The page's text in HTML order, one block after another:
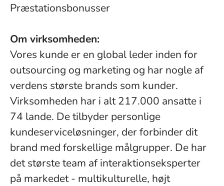
Præstationsbonusser
Om virksomheden:
Vores kunde er en global leder inden for
outsourcing og marketing og har nogle af
verdens største brands som kunder.
Virksomheden har i alt 217.000 ansatte i
74 lande. De tilbyder personlige
kundeserviceløsninger, der forbinder dit
brand med forskellige målgrupper. De har
det største team af interaktionseksperter
på markedet - multikulturelle, højt